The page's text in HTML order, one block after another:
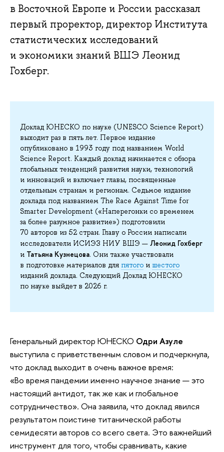
в Восточной Европе и России рассказал
первый проректор, директор Института
статистических исследований
и экономики знаний ВШЭ Леонид
Гохберг.
Доклад ЮНЕСКО по науке (UNESCO Science Report)
выходит раз в пять лет. Первое издание
опубликовано в 1993 году под названием World
Science Report. Каждый доклад начинается с обзора
глобальных тенденций развития науки, технологий
и инноваций и включает главы, посвященные
отдельным странам и регионам. Седьмое издание
доклада под названием The Race Against Time for
Smarter Development («Наперегонки со временем
за более разумное развитие») подготовили
70 авторов из 52 стран. Главу о России написали
исследователи ИСИЭЗ НИУ ВШЭ — Леонид Гохберг
и Татьяна Кузнецова. Они также участвовали
в подготовке материалов для пятого и шестого
изданий доклада. Следующий Доклад ЮНЕСКО
по науке выйдет в 2026 г.
Генеральный директор ЮНЕСКО Одри Азуле
выступила с приветственным словом и подчеркнула,
что доклад выходит в очень важное время:
«Во время пандемии именно научное знание — это
настоящий антидот, так же как и глобальное
сотрудничество». Она заявила, что доклад явился
результатом поистине титанической работы
семидесяти авторов со всего света. Это важнейший
инструмент для того, чтобы сравнивать, какие